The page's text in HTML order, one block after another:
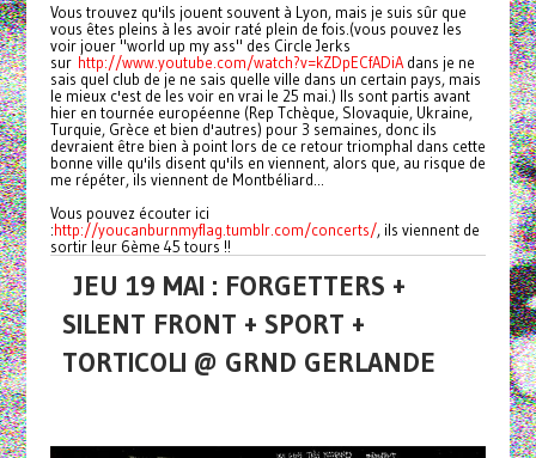
Vous trouvez qu'ils jouent souvent à Lyon, mais je suis sûr que
vous êtes pleins à les avoir raté plein de fois.(vous pouvez les
voir jouer "world up my ass" des Circle Jerks
sur http://www.youtube.com/watch?v=kZDpECfADiAdans je ne
sais quel club de je ne sais quelle ville dans un certain pays, mais
le mieux c'est de les voir en vrai le 25 mai.) Ils sont partis avant
hier en tournée européenne (Rep Tchèque, Slovaquie, Ukraine,
Turquie, Grèce et bien d'autres) pour 3 semaines, donc ils
devraient être bien à point lors de ce retour triomphal dans cette
bonne ville qu'ils disent qu'ils en viennent, alors que, au risque de
me répéter, ils viennent de Montbéliard...
Vous pouvez écouter ici
:http://youcanburnmyflag.tumblr.com/concerts/, ils viennent de
sortir leur 6ème 45 tours !!
JEU 19 MAI : FORGETTERS +
SILENT FRONT + SPORT +
TORTICOLI @ GRND GERLANDE